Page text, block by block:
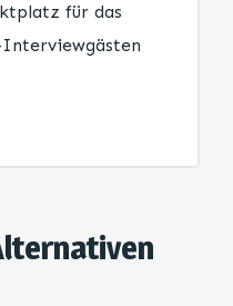
für das